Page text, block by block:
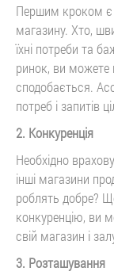
Першим кроком є
магазину. Хто,
їхні потреби та
ринок, ви можете
сподобається.
потреб і запитів
2. Конкуренція
Необхідно
інші магазини
роблять добре?
конкуренцію, ви
свій магазин і
3. Розташування